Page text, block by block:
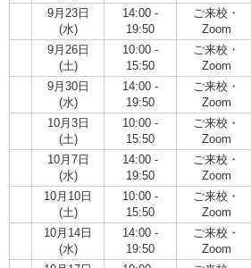
9月23日
(水)
14:00 -
19:50
ご来校・
Zoom
9月26日
(土)
10:00 -
15:50
ご来校・
Zoom
9月30日
(水)
14:00 -
19:50
ご来校・
Zoom
10月3日
(土)
10:00 -
15:50
ご来校・
Zoom
10月7日
(水)
14:00 -
19:50
ご来校・
Zoom
10月10日
(土)
10:00 -
15:50
ご来校・
Zoom
10月14日
(水)
14:00 -
19:50
ご来校・
Zoom